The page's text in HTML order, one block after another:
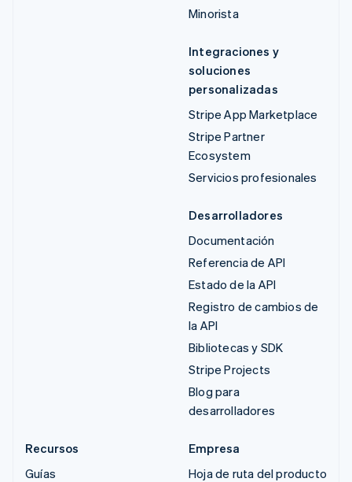
Minorista
Integraciones y
soluciones
personalizadas
Stripe App Marketplace
Stripe Partner
Ecosystem
Servicios profesionales
Desarrolladores
Documentación
Referencia de API
Estado de la API
Registro de cambios de
la API
Bibliotecas y SDK
Stripe Projects
Blog para
desarrolladores
Recursos
Guías
Empresa
Hoja de ruta del producto